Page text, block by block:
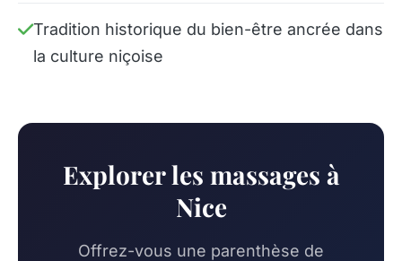
Tradition historique du bien-être ancrée dans
la culture niçoise
Explorer les massages à
Nice
Offrez-vous une parenthèse de